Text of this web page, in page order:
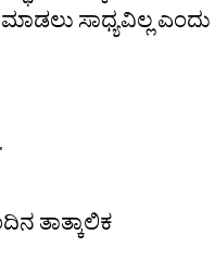
ಸಾಧ್ಯವಿಲ್ಲ ಎಂದು
ತಾತ್ಕಾಲಿಕ